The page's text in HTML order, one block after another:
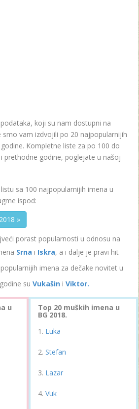
koji su nam dostupni na
vam izdvojili po 20 najpopularnijih
Kompletne liste za po 100 do
prethodne godine, poglejate u našoj
sa 100 najpopularnijih imena u
ispod:
»
porast popularnosti u odnosu na
Srna i Iskra, a i dalje je pravi hit
imena za dečake novitet u
su Vukašin i Viktor.
u Top 20 muških imena u
BG 2018.
Luka
Stefan
Lazar
Vuk